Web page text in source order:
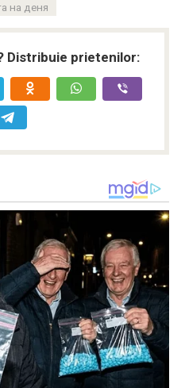
на деня
Distribuie prietenilor: